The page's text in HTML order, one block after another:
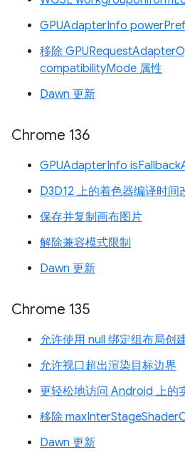
GPUAdapterInfo
移除
compatibilityMode 属性
Dawn 更新
Chrome 136
GPUAdapterInfo
D3D12 上的着色器编译时间
保存并复制画布图片
解除兼容模式限制
Dawn 更新
Chrome 135
允许使用 null 绑定组布局创
允许视口超出渲染目标边界
更轻松地访问 Android 上的
移除
Dawn 更新